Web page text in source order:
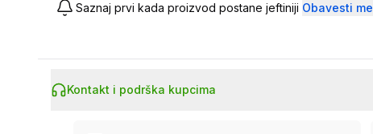
Saznaj prvi kada proizvod postane jeftiniji Obavesti me
Kontakt i podrška kupcima